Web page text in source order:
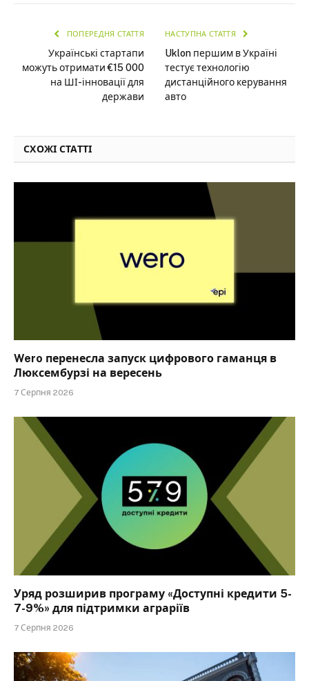
ПОПЕРЕДНЯ СТАТТЯ
Українські стартапи
можуть отримати €15 000
на ШІ-інновації для
держави
НАСТУПНА СТАТТЯ
Uklon першим в Україні
тестує технологію
дистанційного керування
авто
СХОЖІ СТАТТІ
Wero перенесла запуск цифрового гаманця в
Люксембурзі на вересень
7 Серпня 2026
Уряд розширив програму «Доступні кредити 5-
7-9%» для підтримки аграріїв
7 Серпня 2026